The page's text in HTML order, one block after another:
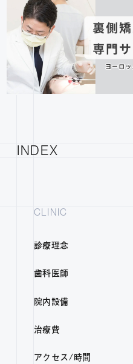
INDEX
CLINIC
診療理念
歯科医師
院内設備
治療費
アクセス/時間